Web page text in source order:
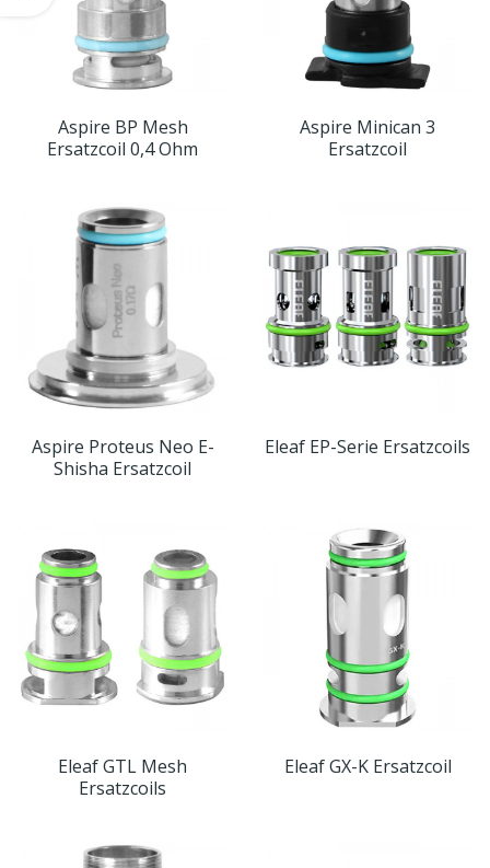
Aspire BP Mesh
Ersatzcoil 0,4 Ohm
Aspire Minican 3
Ersatzcoil
Aspire Proteus Neo E-
Shisha Ersatzcoil
Eleaf EP-Serie Ersatzcoils
Eleaf GTL Mesh
Ersatzcoils
Eleaf GX-K Ersatzcoil